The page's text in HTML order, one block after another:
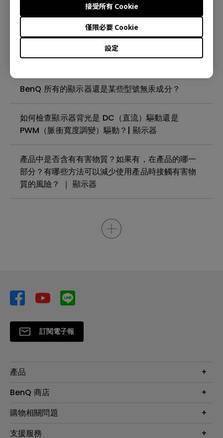
設定
僅限必要 Cookie
接受所有 Cookie
殘影現象( image sticking)是什麼?如何避免或消
除？| 顯示器
我的 BenQ 顯示器螢幕上是否有需要撕下的保護膜
或塑膠膜？| 顯示器
BenQ 所有的顯示器還是某些型號無汞成分？
如何檢查顯示器背光是 DC（直流）驅動還是
PWM（脈衝寬度調變）驅動？| 顯示器
產品中是否含有有害物質？如果有，在產品的哪一
部分？有哪些方法可以減少使用產品時接觸有害物
質的風險？ ｜ 顯示器
訂閱電子報
產品
大型液晶
投影機
智慧照明
BenQ 商店
最新產品與活動
購物相關問題
第一次購物就上手
支援服務